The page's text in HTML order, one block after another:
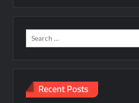
Recent Posts